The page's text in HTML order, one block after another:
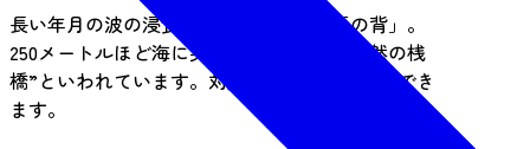
長い年月の波の浸食によってできた「馬の背」。
250メートルほど海に突き出た姿から、“天然の桟
橋”といわれています。対岸には、子馬も眺望でき
ます。